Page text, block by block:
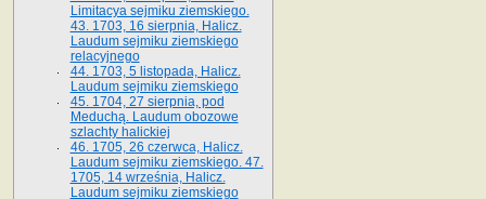
Limitacya sejmiku ziemskiego.
43. 1703, 16 sierpnia, Halicz.
Laudum sejmiku ziemskiego
relacyjnego
44. 1703, 5 listopada, Halicz.
Laudum sejmiku ziemskiego
45. 1704, 27 sierpnia, pod
Meduchą. Laudum obozowe
szlachty halickiej
46. 1705, 26 czerwca, Halicz.
Laudum sejmiku ziemskiego. 47.
1705, 14 września, Halicz.
Laudum sejmiku ziemskiego